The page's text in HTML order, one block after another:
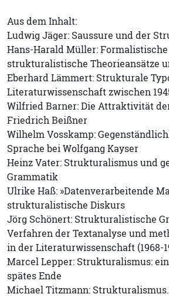
Aus dem Inhalt:
Ludwig Jäger: Saussure und der
Hans-Harald Müller:
strukturalistische Theorieansätze
Eberhard Lämmert: Strukturale
Literaturwissenschaft zwischen
Wilfried Barner: Die Attraktivität
Friedrich Beißner
Wilhelm Vosskamp:
Sprache bei Wolfgang Kayser
Heinz Vater: Strukturalismus und
Grammatik
Ulrike Haß: »Datenverarbeitende
strukturalistische Diskurs
Jörg Schönert: Strukturalistische
Verfahren der Textanalyse und
in der Literaturwissenschaft (1968-
Marcel Lepper: Strukturalismus:
spätes Ende
Michael Titzmann: